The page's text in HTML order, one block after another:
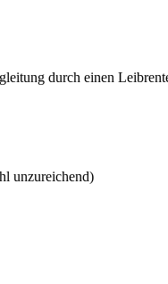
durch einen
unzureichend)